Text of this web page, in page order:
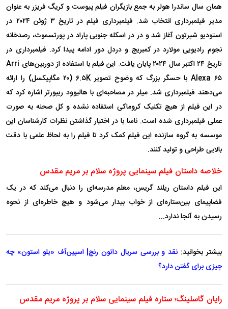
همان سال ساندرا هولر به جمع بازیگران فیلم پیوست و کریگ فریزر به عنوان
مدیر فیلمبرداری انتخاب شد. فیلمبرداری فیلم در تاریخ ۳ ژوئن ۲۰۲۴ در
استودیو شپرتون آغاز شد و در در اسکله جنوبی پاراد در پورتسموث، رصدخانه
نجوم رادیویی مولارد در کمبریج و دردل دور ادامه پیدا کرد. فیلمبرداری در
تاریخ ۲۴ اکتبر سال ۲۰۲۴ پایان یافت. این فیلم با استفاده از دوربین‌های Arri
Alexa ۶۵ با حسگر بزرگ که وضوح تصویر ۶.۵K (۲۰ مگاپیکسل) را ارائه
می‌دهند فیلمبرداری شد. میلر در مصاحبه‌ای با هالیوود ریپورتر اشاره کرد که
در این فیلم از هیچ تکنیک کروماکی استفاده نشده و کل صحنه به صورت
عملی فیلمبرداری شده است. ناسا با در اختیار گذاشتن نظرات کارشناسان این
موسسه به گروه سازنده این فیلم کمک کرد تا فیلم را به لحاظ علمی با دقت
بالایی طراحی و تولید کنند.
خلاصه داستان فیلم سینمایی پروژه سلام بر مریم مقدس
این فیلم داستان ریلند گریس، معلم مدرسه‌ای را دنبال می‌کند که در یک
فضاپیمای بین‌ستاره‌ای از خواب بیدار می‌شود و هیچ خاطره‌ای از نحوه
رسیدن به آنجا ندارد...
بیشتر بخوانید: نقد و بررسی سریال داتون رنچ| اسپین‌آف «یلو استون» چه
چیزی برای گفتن دارد؟
رایان گاسلینگ؛ ستاره فیلم سینمایی سلام بر پروژه مریم مقدس